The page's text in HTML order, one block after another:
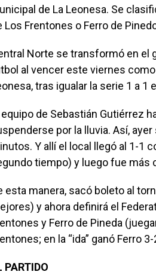
de La Leonesa. Se
Los Frentones o Ferro de
Norte se transformó en el
al vencer este viernes
tras igualar la serie 1 a 1
equipo de Sebastián Gutiérrez
por la lluvia. Así,
Y allí el local llegó al 1-1
tiempo) y luego fue más
esta manera, sacó boleto al
y ahora definirá el
y Ferro de Pineda
en la “ida” ganó Ferro 3-
PARTIDO